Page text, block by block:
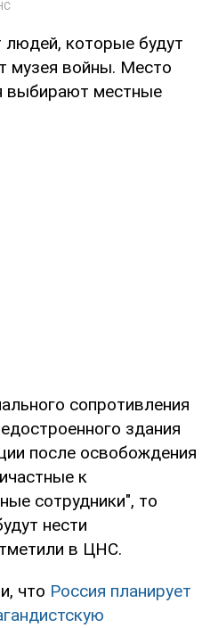
людей, которые будут
музея войны. Место
выбирают местные
сопротивления
здания
после освобождения
к
сотрудники", то
нести
в ЦНС.
что Россия планирует